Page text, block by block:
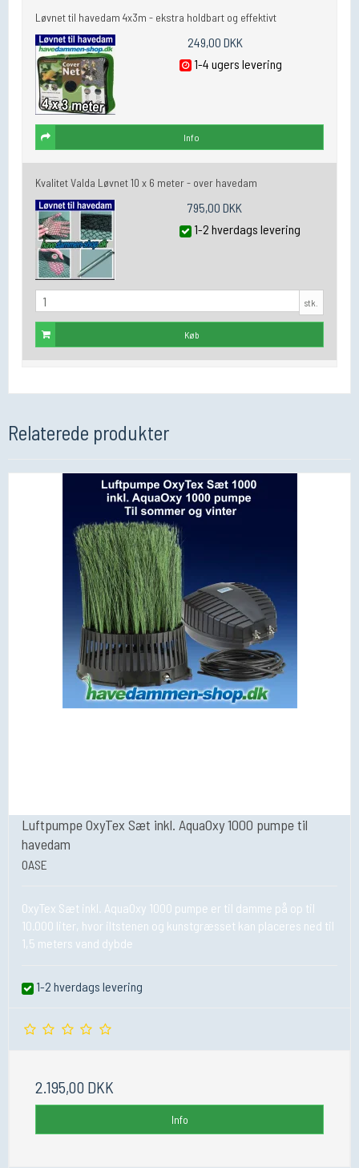
Løvnet til havedam 4x3m - ekstra holdbart og effektivt
249,00 DKK
1-4 ugers levering
Info
Kvalitet Valda Løvnet 10 x 6 meter - over havedam
795,00 DKK
1-2 hverdags levering
stk.
Køb
Relaterede produkter
Luftpumpe OxyTex Sæt inkl. AquaOxy 1000 pumpe til
havedam
OASE
OxyTex Sæt inkl. AquaOxy 1000 pumpe er til damme på op til
10.000 liter, hvor iltstenen og kunstgræsset kan placeres ned til
1,5 meters vand dybde
1-2 hverdags levering
2.195,00 DKK
Info